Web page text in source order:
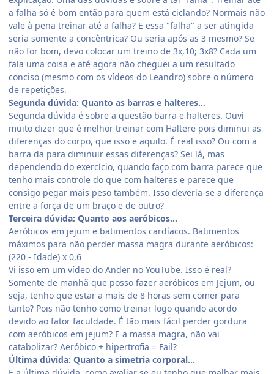
a falha só é bom então para quem está ciclando? Normais não
vale à pena treinar até a falha? E essa "falha" a ser atingida
seria somente a concêntrica? Ou seria após as 3 mesmo? Se
não for bom, devo colocar um treino de 3x,10; 3x8? Cada um
fala uma coisa e até agora não cheguei a um resultado
conciso (mesmo com os vídeos do Leandro) sobre o número
de repetições.
Segunda dúvida: Quanto as barras e halteres...
Segunda dúvida é sobre a questão barra e halteres. Ouvi
muito dizer que é melhor treinar com Haltere pois diminui as
diferenças do corpo, que isso e aquilo. É real isso? Ou com a
barra da para diminuir essas diferenças? Sei lá, mas
dependendo do exercício, quando faço com barra parece que
tenho mais controle do que com halteres e parece que
consigo pegar mais peso também. Isso deveria-se a diferença
entre a força de um braço e de outro?
Terceira dúvida: Quanto aos aeróbicos...
Aeróbicos em jejum e batimentos cardíacos. Batimentos
máximos para não perder massa magra durante aeróbicos:
(220 - Idade) x 0,6
Vi isso em um vídeo do Ander no YouTube. Isso é real?
Somente de manhã que posso fazer aeróbicos em Jejum, ou
seja, tenho que estar a mais de 8 horas sem comer para
tanto? Pois não tenho como treinar logo quando acordo
devido ao fator faculdade. É tão mais fácil perder gordura
com aeróbicos em jejum? E a massa magra, não vai
catabolizar? Aeróbico + hipertrofia = Fail?
Última dúvida: Quanto a simetria corporal...